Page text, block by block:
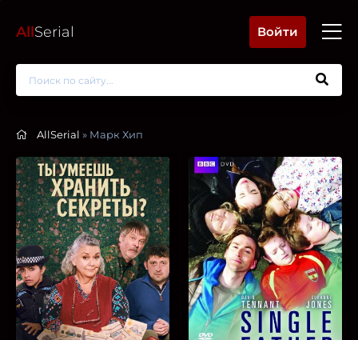
AllSerial Войти
AllSerial » Марк Хип